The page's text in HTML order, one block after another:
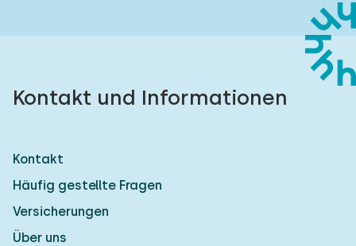
Kontakt und Informationen
Kontakt
Häufig gestellte Fragen
Versicherungen
Über uns